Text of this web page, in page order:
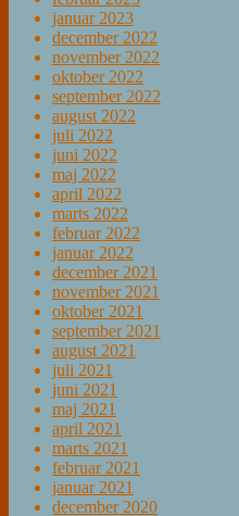
januar 2023
december 2022
november 2022
oktober 2022
september 2022
august 2022
juli 2022
juni 2022
maj 2022
april 2022
marts 2022
februar 2022
januar 2022
december 2021
november 2021
oktober 2021
september 2021
august 2021
juli 2021
juni 2021
maj 2021
april 2021
marts 2021
februar 2021
januar 2021
december 2020